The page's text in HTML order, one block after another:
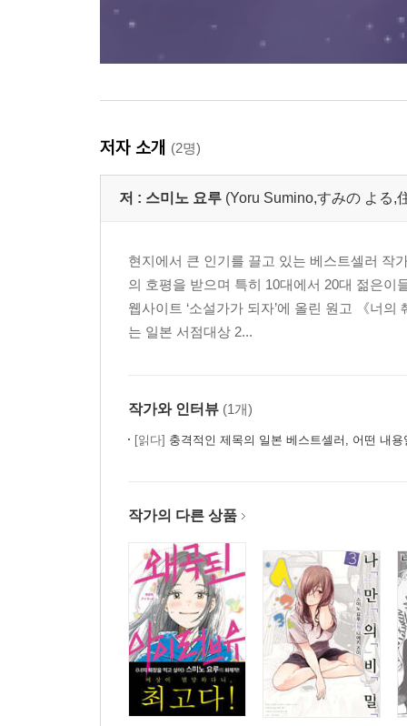
저자 소개 (2명)
저 : 스미노 요루 (Yoru Sumino,すみの よる,
현지에서 큰 인기를 끌고 있는 베스트셀러 작
의 호평을 받으며 특히 10대에서 20대 젊은이
웹사이트 ‘소설가가 되자’에 올린 원고 《너
는 일본 서점대상 2...
작가와 인터뷰 (1개)
[읽다] 충격적인 제목의 일본 베스트셀러, 어떤 내용
작가의 다른 상품